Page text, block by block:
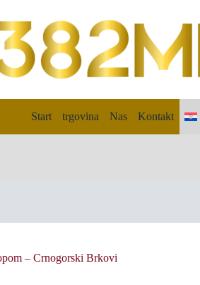
Start trgovina Nas Kontakt
– Crnogorski Brkovi